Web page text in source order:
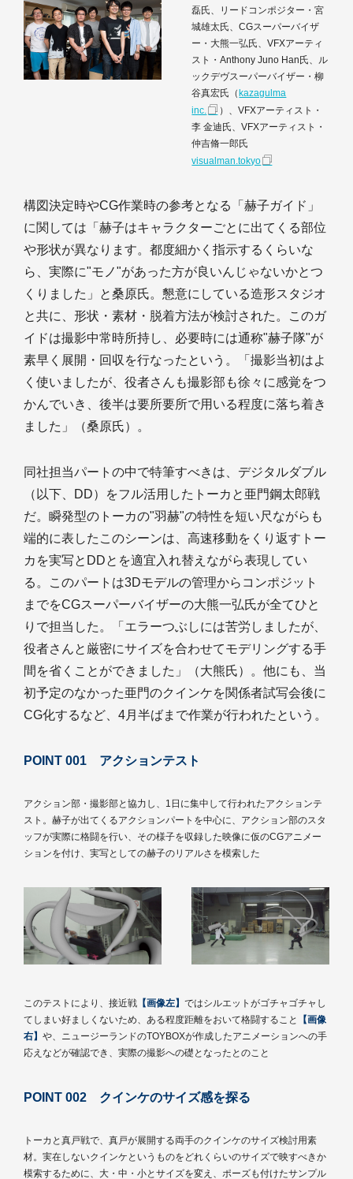
磊氏、リードコンポジター・宮
城雄太氏、CGスーパーバイザ
ー・大熊一弘氏、VFXアーティ
スト・Anthony Juno Han氏、ル
ックデヴスーパーバイザー・柳
谷真宏氏（ kazagulma
inc.
）、VFXアーティスト・
李 金迪氏、VFXアーティスト・
仲吉脩一郎氏
visualman.tokyo
構図決定時やCG作業時の参考となる「赫子ガイド」
に関しては「赫子はキャラクターごとに出てくる部位
や形状が異なります。都度細かく指示するくらいな
ら、実際に"モノ"があった方が良いんじゃないかとつ
くりました」と桑原氏。懇意にしている造形スタジオ
と共に、形状・素材・脱着方法が検討された。このガ
イドは撮影中常時所持し、必要時には通称"赫子隊"が
素早く展開・回収を行なったという。「撮影当初はよ
く使いましたが、役者さんも撮影部も徐々に感覚をつ
かんでいき、後半は要所要所で用いる程度に落ち着き
ました」（桑原氏）。
同社担当パートの中で特筆すべきは、デジタルダブル
（以下、DD）をフル活用したトーカと亜門鋼太郎戦
だ。瞬発型のトーカの"羽赫"の特性を短い尺ながらも
端的に表したこのシーンは、高速移動をくり返すトー
カを実写とDDとを適宜入れ替えながら表現してい
る。このパートは3Dモデルの管理からコンポジット
までをCGスーパーバイザーの大熊一弘氏が全てひと
りで担当した。「エラーつぶしには苦労しましたが、
役者さんと厳密にサイズを合わせてモデリングする手
間を省くことができました」（大熊氏）。他にも、当
初予定のなかった亜門のクインケを関係者試写会後に
CG化するなど、4月半ばまで作業が行われたという。
POINT 001 アクションテスト
アクション部・撮影部と協力し、1日に集中して行われたアクションテ
スト。赫子が出てくるアクションパートを中心に、アクション部のスタ
ッフが実際に格闘を行い、その様子を収録した映像に仮のCGアニメー
ションを付け、実写としての赫子のリアルさを模索した
このテストにより、接近戦 【画像左】 ではシルエットがゴチャゴチャし
てしまい好ましくないため、ある程度距離をおいて格闘すること
【画像
右】 や、ニュージーランドのTOYBOXが作成したアニメーションへの手
応えなどが確認でき、実際の撮影への礎となったとのこと
POINT 002 クインケのサイズ感を探る
トーカと真戸戦で、真戸が展開する両手のクインケのサイズ検討用素
材。実在しないクインケというものをどれくらいのサイズで映すべきか
模索するために、大・中・小とサイズを変え、ポーズも付けたサンプル